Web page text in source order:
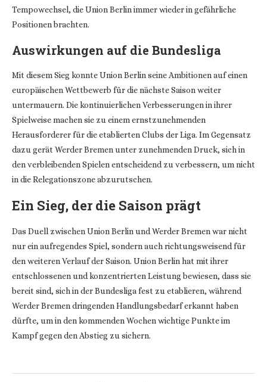
Tempowechsel, die Union Berlin immer wieder in gefährliche
Positionen brachten.
Auswirkungen auf die Bundesliga
Mit diesem Sieg konnte Union Berlin seine Ambitionen auf einen
europäischen Wettbewerb für die nächste Saison weiter
untermauern. Die kontinuierlichen Verbesserungen in ihrer
Spielweise machen sie zu einem ernstzunehmenden
Herausforderer für die etablierten Clubs der Liga. Im Gegensatz
dazu gerät Werder Bremen unter zunehmenden Druck, sich in
den verbleibenden Spielen entscheidend zu verbessern, um nicht
in die Relegationszone abzurutschen.
Ein Sieg, der die Saison prägt
Das Duell zwischen Union Berlin und Werder Bremen war nicht
nur ein aufregendes Spiel, sondern auch richtungsweisend für
den weiteren Verlauf der Saison. Union Berlin hat mit ihrer
entschlossenen und konzentrierten Leistung bewiesen, dass sie
bereit sind, sich in der Bundesliga fest zu etablieren, während
Werder Bremen dringenden Handlungsbedarf erkannt haben
dürfte, um in den kommenden Wochen wichtige Punkte im
Kampf gegen den Abstieg zu sichern.